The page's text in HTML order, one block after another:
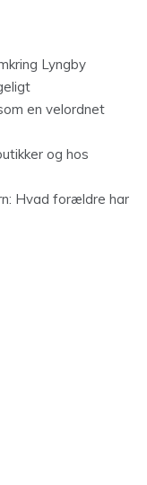
Lyngby
en velordnet
og hos
Hvad forældre har